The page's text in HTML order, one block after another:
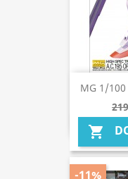
MG 1/100

-11%